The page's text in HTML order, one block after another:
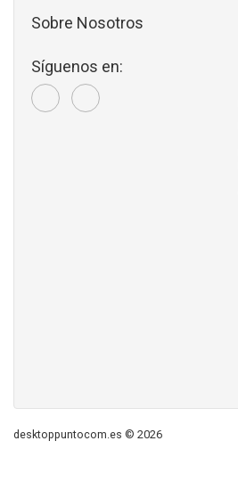
Sobre Nosotros
Síguenos en:
desktoppuntocom.es © 2026